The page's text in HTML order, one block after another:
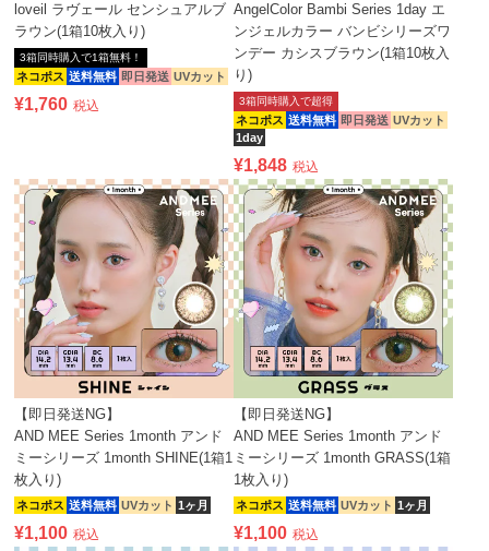
loveil ラヴェール センシュアルブ
ラウン(1箱10枚入り)
ネコポス 送料無料 即日発送 UVカット
3箱同時購入で1箱無料！
¥1,760 税込
AngelColor Bambi Series 1day エ
ンジェルカラー バンビシリーズワ
ンデー カシスブラウン(1箱10枚入
り)
ネコポス 送料無料 即日発送 UVカット
1day
3箱同時購入で超得
¥1,848 税込
【即日発送NG】
AND MEE Series 1month アンド
ミーシリーズ 1month SHINE(1箱1
枚入り)
ネコポス 送料無料 UVカット 1ヶ月
¥1,100 税込
【即日発送NG】
AND MEE Series 1month アンド
ミーシリーズ 1month GRASS(1箱
1枚入り)
ネコポス 送料無料 UVカット 1ヶ月
¥1,100 税込